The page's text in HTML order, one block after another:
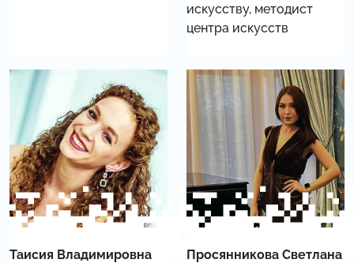
искусству, методист
центра искусств
Таисия Владимировна
Просянникова Светлана